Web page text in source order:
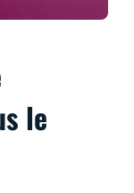
le